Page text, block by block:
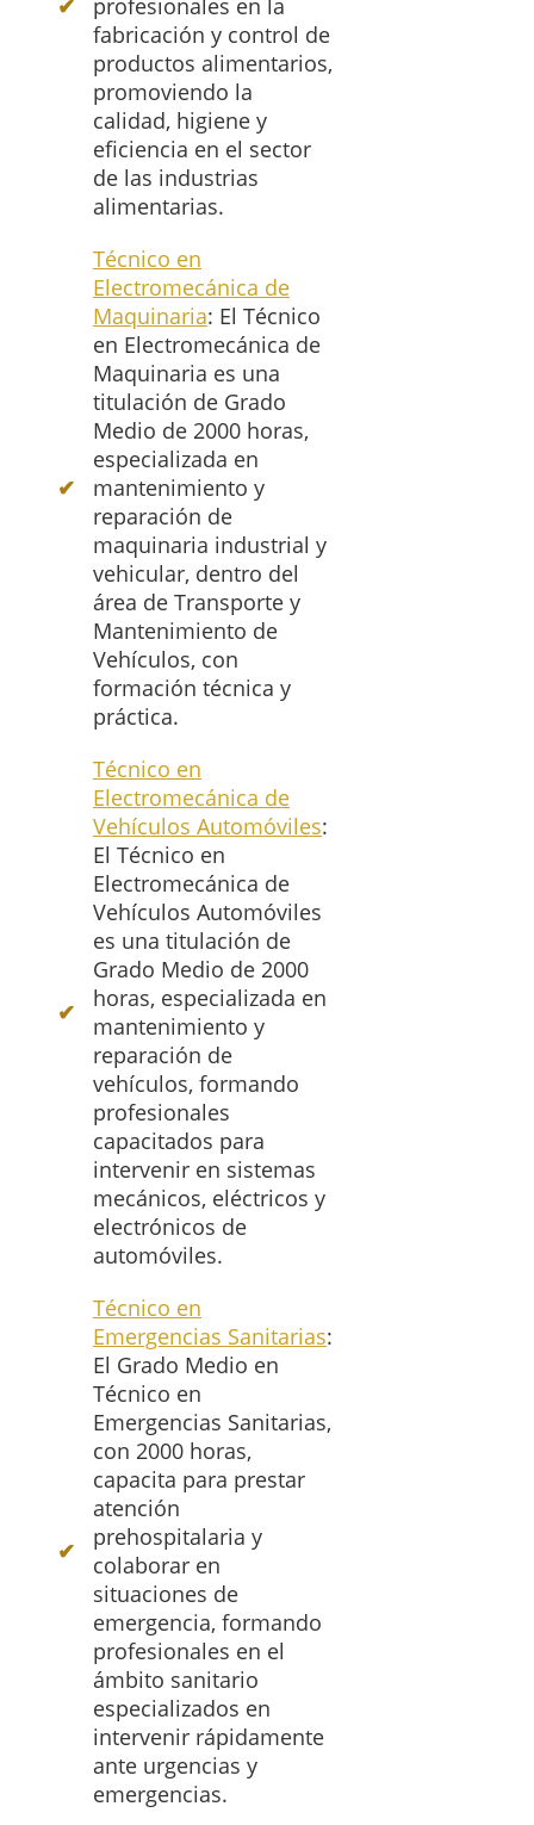
profesionales en la
fabricación y control de
productos alimentarios,
promoviendo la
calidad, higiene y
eficiencia en el sector
de las industrias
alimentarias.
Técnico en
Electromecánica de
Maquinaria: El Técnico
en Electromecánica de
Maquinaria es una
titulación de Grado
Medio de 2000 horas,
especializada en
mantenimiento y
reparación de
maquinaria industrial y
vehicular, dentro del
área de Transporte y
Mantenimiento de
Vehículos, con
formación técnica y
práctica.
Técnico en
Electromecánica de
Vehículos Automóviles:
El Técnico en
Electromecánica de
Vehículos Automóviles
es una titulación de
Grado Medio de 2000
horas, especializada en
mantenimiento y
reparación de
vehículos, formando
profesionales
capacitados para
intervenir en sistemas
mecánicos, eléctricos y
electrónicos de
automóviles.
Técnico en
Emergencias Sanitarias:
El Grado Medio en
Técnico en
Emergencias Sanitarias,
con 2000 horas,
capacita para prestar
atención
prehospitalaria y
colaborar en
situaciones de
emergencia, formando
profesionales en el
ámbito sanitario
especializados en
intervenir rápidamente
ante urgencias y
emergencias.